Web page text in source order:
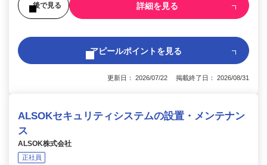
後で見る 詳細を見る
アピールポイントを見る
更新日： 2026/07/22 掲載終了日： 2026/08/31
ALSOKセキュリティシステムの設置・メンテナン
ス
ALSOK株式会社
正社員